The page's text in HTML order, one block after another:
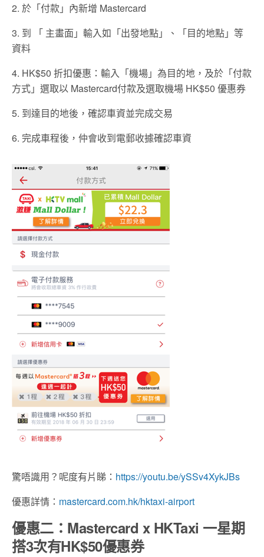
2. 於「付款」內新增 Mastercard
3. 到 「 主畫面」輸入如「出發地點」、「目的地點」等
資料
4. HK$50 折扣優惠：輸入「機場」為目的地，及於「付款
方式」選取以 Mastercard付款及選取機場 HK$50 優惠券
5. 到達目的地後，確認車資並完成交易
6. 完成車程後，仲會收到電郵收據確認車資
驚唔識用？呢度有片睇： https://youtu.be/ySSv4XykJBs
優惠詳情： mastercard.com.hk/hktaxi-airport
優惠二：Mastercard x HKTaxi 一星期
搭3次有HK$50優惠券